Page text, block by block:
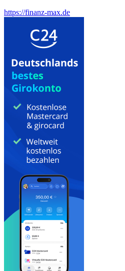
https://finanz-max.de